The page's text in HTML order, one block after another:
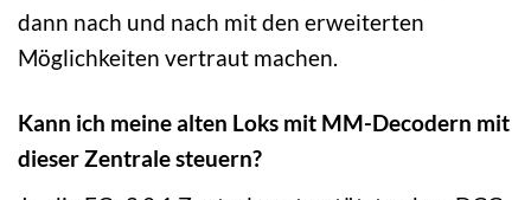
dann nach und nach mit den erweiterten
Möglichkeiten vertraut machen.
Kann ich meine alten Loks mit MM-Decodern mit
dieser Zentrale steuern?